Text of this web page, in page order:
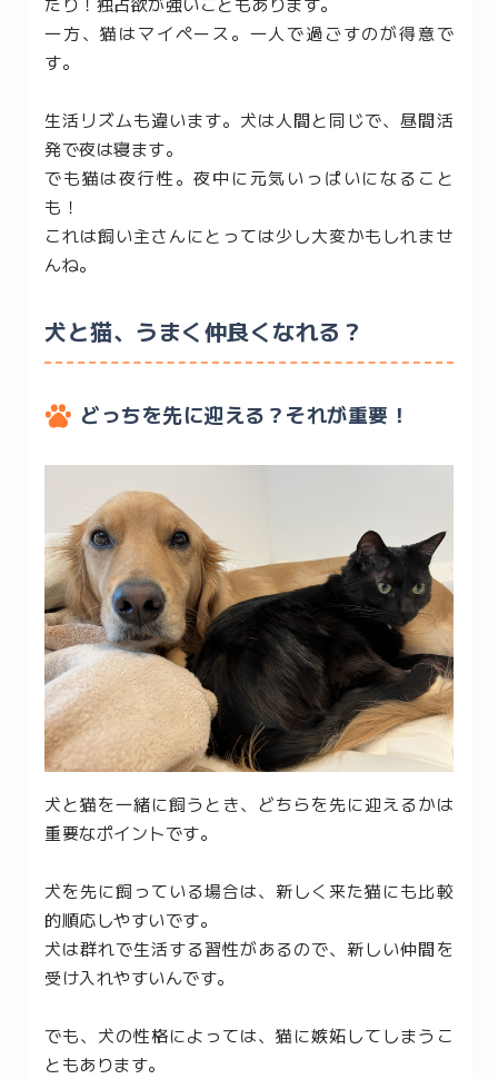
一方、猫はマイペース。一人で過ごすのが得意で
す。
生活リズムも違います。犬は人間と同じで、昼間活
発で夜は寝ます。
でも猫は夜行性。夜中に元気いっぱいになること
も！
これは飼い主さんにとっては少し大変かもしれませ
んね。
犬と猫、うまく仲良くなれる？
どっちを先に迎える？それが重要！
犬と猫を一緒に飼うとき、どちらを先に迎えるかは
重要なポイントです。
犬を先に飼っている場合は、新しく来た猫にも比較
的順応しやすいです。
犬は群れで生活する習性があるので、新しい仲間を
受け入れやすいんです。
でも、犬の性格によっては、猫に嫉妬してしまうこ
ともあります。